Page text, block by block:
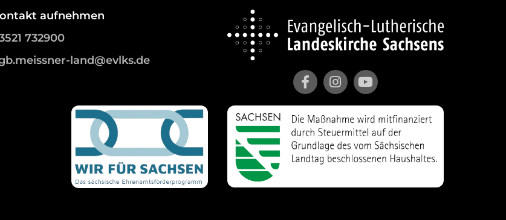
aufnehmen
732900
land@evlks.de